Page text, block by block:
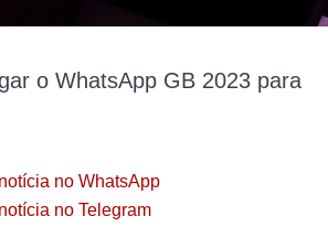
o WhatsApp GB 2023 para
no WhatsApp
no Telegram